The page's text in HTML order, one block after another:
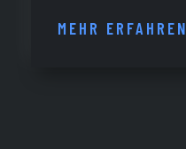
MEHR ERFAHREN